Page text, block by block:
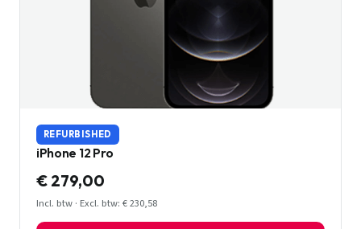
REFURBISHED
iPhone 12 Pro
€ 279,00
Incl. btw · Excl. btw: € 230,58